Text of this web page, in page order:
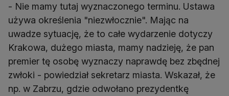
- Nie mamy tutaj wyznaczonego terminu. Ustawa
używa określenia "niezwłocznie". Mając na
uwadze sytuację, że to całe wydarzenie dotyczy
Krakowa, dużego miasta, mamy nadzieję, że pan
premier tę osobę wyznaczy naprawdę bez zbędnej
zwłoki - powiedział sekretarz miasta. Wskazał, że
np. w Zabrzu, gdzie odwołano prezydentkę